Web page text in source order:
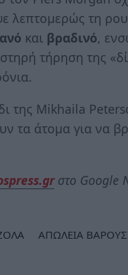
λεπτομερώς τη
και βραδινό,
τήρηση της
της Mikhaila
τα άτομα για να
στο Google
ΑΠΩΛΕΙΑ ΒΑΡΟΥΣ